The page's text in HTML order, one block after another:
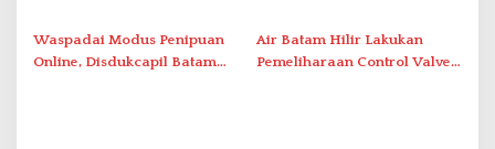
Simpang Dam
Waspadai Modus Penipuan
Online, Disdukcapil Batam
Air Batam Hilir Lakukan
Pemeliharaan Control Valve,